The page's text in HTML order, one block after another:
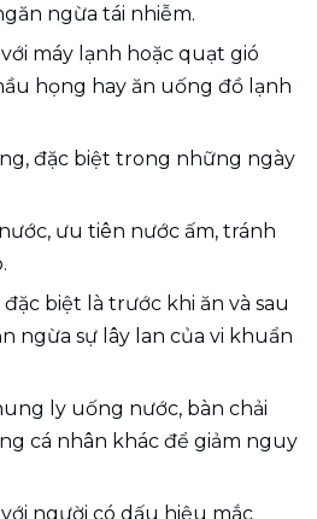
ngừa tái nhiễm.
máy lạnh hoặc quạt gió
họng hay ăn uống đồ lạnh
đặc biệt trong những ngày
ưu tiên nước ấm, tránh
biệt là trước khi ăn và sau
ngừa sự lây lan của vi khuẩn
ly uống nước, bàn chải
cá nhân khác để giảm nguy
người có dấu hiệu mắc